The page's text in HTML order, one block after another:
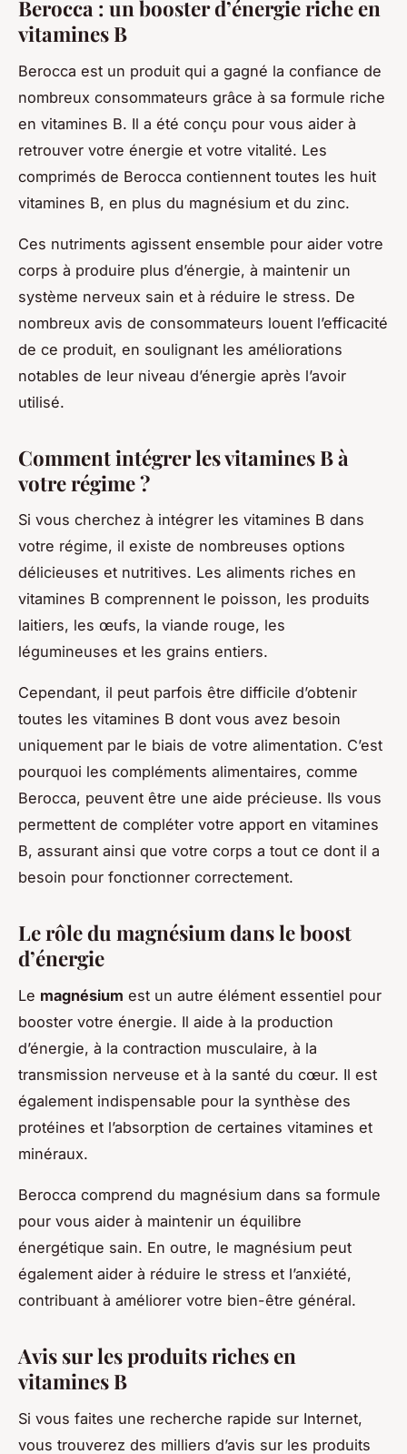
Berocca : un booster d’énergie riche en
vitamines B
Berocca est un produit qui a gagné la confiance de
nombreux consommateurs grâce à sa formule riche
en vitamines B. Il a été conçu pour vous aider à
retrouver votre énergie et votre vitalité. Les
comprimés de Berocca contiennent toutes les huit
vitamines B, en plus du magnésium et du zinc.
Ces nutriments agissent ensemble pour aider votre
corps à produire plus d’énergie, à maintenir un
système nerveux sain et à réduire le stress. De
nombreux avis de consommateurs louent l’efficacité
de ce produit, en soulignant les améliorations
notables de leur niveau d’énergie après l’avoir
utilisé.
Comment intégrer les vitamines B à
votre régime ?
Si vous cherchez à intégrer les vitamines B dans
votre régime, il existe de nombreuses options
délicieuses et nutritives. Les aliments riches en
vitamines B comprennent le poisson, les produits
laitiers, les œufs, la viande rouge, les
légumineuses et les grains entiers.
Cependant, il peut parfois être difficile d’obtenir
toutes les vitamines B dont vous avez besoin
uniquement par le biais de votre alimentation. C’est
pourquoi les compléments alimentaires, comme
Berocca, peuvent être une aide précieuse. Ils vous
permettent de compléter votre apport en vitamines
B, assurant ainsi que votre corps a tout ce dont il a
besoin pour fonctionner correctement.
Le rôle du magnésium dans le boost
d’énergie
Le magnésium est un autre élément essentiel pour
booster votre énergie. Il aide à la production
d’énergie, à la contraction musculaire, à la
transmission nerveuse et à la santé du cœur. Il est
également indispensable pour la synthèse des
protéines et l’absorption de certaines vitamines et
minéraux.
Berocca comprend du magnésium dans sa formule
pour vous aider à maintenir un équilibre
énergétique sain. En outre, le magnésium peut
également aider à réduire le stress et l’anxiété,
contribuant à améliorer votre bien-être général.
Avis sur les produits riches en
vitamines B
Si vous faites une recherche rapide sur Internet,
vous trouverez des milliers d’avis sur les produits